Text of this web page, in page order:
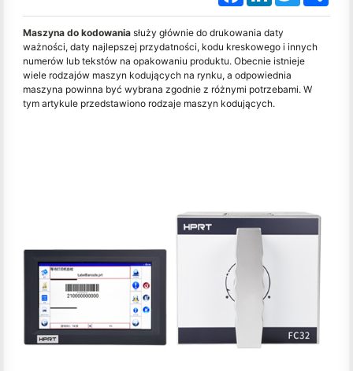
Maszyna do kodowania służy głównie do drukowania daty
ważności, daty najlepszej przydatności, kodu kreskowego i innych
numerów lub tekstów na opakowaniu produktu. Obecnie istnieje
wiele rodzajów maszyn kodujących na rynku, a odpowiednia
maszyna powinna być wybrana zgodnie z różnymi potrzebami. W
tym artykule przedstawiono rodzaje maszyn kodujących.